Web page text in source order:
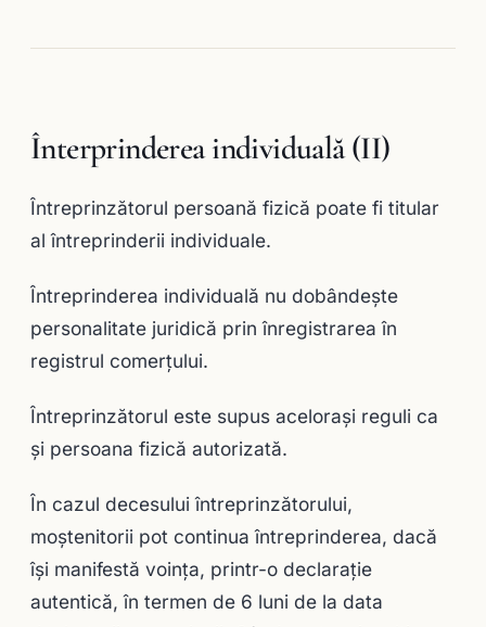
Înterprinderea individuală (II)
Întreprinzătorul persoană fizică poate fi titular
al întreprinderii individuale.
Întreprinderea individuală nu dobândeşte
personalitate juridică prin înregistrarea în
registrul comerţului.
Întreprinzătorul este supus aceloraşi reguli ca
şi persoana fizică autorizată.
În cazul decesului întreprinzătorului,
moştenitorii pot continua întreprinderea, dacă
îşi manifestă voinţa, printr-o declaraţie
autentică, în termen de 6 luni de la data